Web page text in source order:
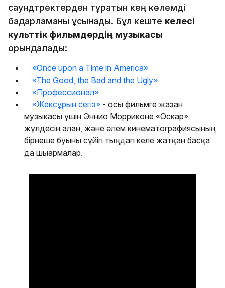
саундтректерден тұратын кең көлемді
бағдарламаны ұсынады. Бұл кеште келесі
культтік фильмдердің музыкасы
орындалады:
«Once upon a Time in America»
«The Good, the Bad and the Ugly»
«Профессионал»
«Жексұрын сегіз» - осы фильмге жазған
музыкасы үшін Эннио Морриконе «Оскар»
жүлдесін алған, және әлем кинематографиясының
бірнеше буыны сүйіп тыңдап келе жатқан басқа
да шығармалар.